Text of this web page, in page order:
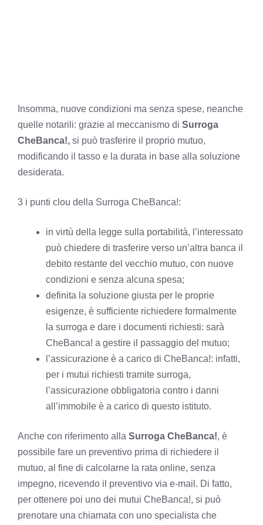
Insomma, nuove condizioni ma senza spese, neanche
quelle notarili: grazie al meccanismo di Surroga
CheBanca!, si può trasferire il proprio mutuo,
modificando il tasso e la durata in base alla soluzione
desiderata.
3 i punti clou della Surroga CheBanca!:
in virtù della legge sulla portabilità, l’interessato
può chiedere di trasferire verso un’altra banca il
debito restante del vecchio mutuo, con nuove
condizioni e senza alcuna spesa;
definita la soluzione giusta per le proprie
esigenze, è sufficiente richiedere formalmente
la surroga e dare i documenti richiesti: sarà
CheBanca! a gestire il passaggio del mutuo;
l’assicurazione è a carico di CheBanca!: infatti,
per i mutui richiesti tramite surroga,
l’assicurazione obbligatoria contro i danni
all’immobile è a carico di questo istituto.
Anche con riferimento alla Surroga CheBanca!, è
possibile fare un preventivo prima di richiedere il
mutuo, al fine di calcolarne la rata online, senza
impegno, ricevendo il preventivo via e-mail. Di fatto,
per ottenere poi uno dei mutui CheBanca!, si può
prenotare una chiamata con uno specialista che